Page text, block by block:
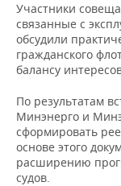
Участники
связанные с
обсудили
гражданского
балансу
По результатам
Минэнерго и
сформировать
основе этого
расширению
судов.